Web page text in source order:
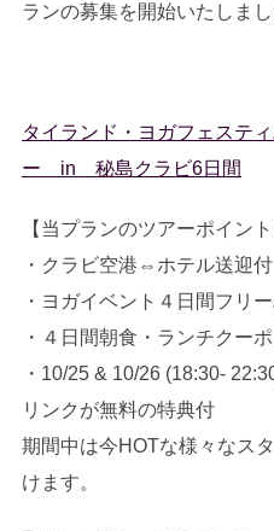
ランの募集を開始いたしまし
タイランド・ヨガフェステ
ー in 秘島クラビ6日間
【当プランのツアーポイント
・クラビ空港⇔ホテル送迎付
・ヨガイベント４日間フリ
・４日間朝食・ランチクー
・10/25 & 10/26 (18:30-
リンクが無料の特典付
期間中は今HOTな様々なス
けます。